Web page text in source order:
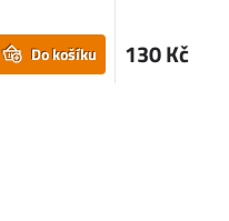
Do košíku 130 Kč